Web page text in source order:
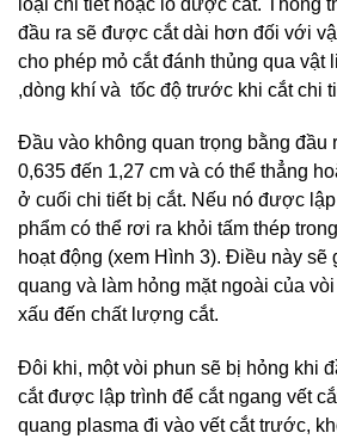
đầu ra sẽ được cắt dài hơn đối với
cho phép mỏ cắt đánh thủng qua vật
,dòng khí và tốc độ trước khi cắt chi
Đầu vào không quan trọng bằng đầu
0,635 đến 1,27 cm và có thể thẳng
ở cuối chi tiết bị cắt. Nếu nó được
phẩm có thể rơi ra khỏi tấm thép
hoạt động (xem Hình 3). Điều này sẽ
quang và làm hỏng mặt ngoài của
xấu đến chất lượng cắt.
Đôi khi, một vòi phun sẽ bị hỏng khi
cắt được lập trình để cắt ngang vết
quang plasma đi vào vết cắt trước,